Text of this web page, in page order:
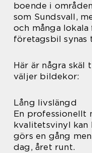
boende i
som Sundsvall,
och många lokala
företagsbil synas
Här är några
väljer bildekor:
Lång livslängd
En professionellt
kvalitetsvinyl kan
görs en gång
dag, året runt.